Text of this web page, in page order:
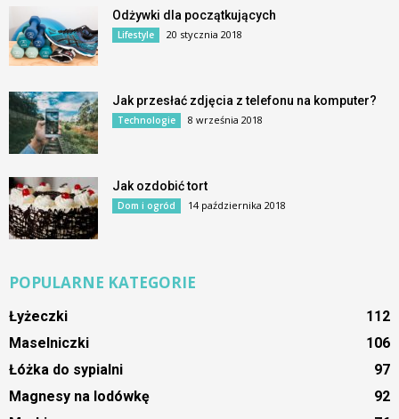
Odżywki dla początkujących
Lifestyle 20 stycznia 2018
Jak przesłać zdjęcia z telefonu na komputer?
Technologie 8 września 2018
Jak ozdobić tort
Dom i ogród 14 października 2018
POPULARNE KATEGORIE
Łyżeczki
112
Maselniczki
106
Łóżka do sypialni
97
Magnesy na lodówkę
92